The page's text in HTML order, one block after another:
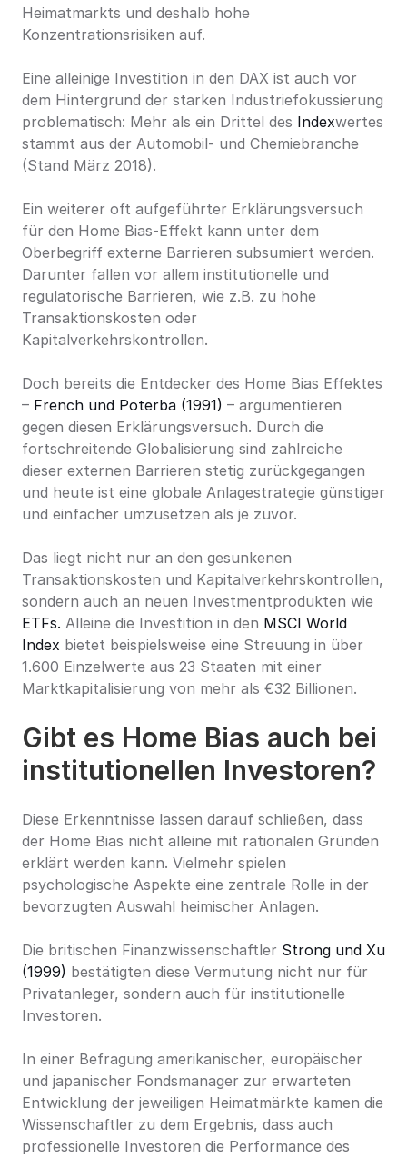
Heimatmarkts und deshalb hohe
Konzentrationsrisiken auf.
Eine alleinige Investition in den DAX ist auch vor
dem Hintergrund der starken Industriefokussierung
problematisch: Mehr als ein Drittel des Indexwertes
stammt aus der Automobil- und Chemiebranche
(Stand März 2018).
Ein weiterer oft aufgeführter Erklärungsversuch
für den Home Bias-Effekt kann unter dem
Oberbegriff externe Barrieren subsumiert werden.
Darunter fallen vor allem institutionelle und
regulatorische Barrieren, wie z.B. zu hohe
Transaktionskosten oder
Kapitalverkehrskontrollen.
Doch bereits die Entdecker des Home Bias Effektes
– French und Poterba (1991) – argumentieren
gegen diesen Erklärungsversuch. Durch die
fortschreitende Globalisierung sind zahlreiche
dieser externen Barrieren stetig zurückgegangen
und heute ist eine globale Anlagestrategie günstiger
und einfacher umzusetzen als je zuvor.
Das liegt nicht nur an den gesunkenen
Transaktionskosten und Kapitalverkehrskontrollen,
ETFs. Alleine die Investition in den MSCI World
Index bietet beispielsweise eine Streuung in über
1.600 Einzelwerte aus 23 Staaten mit einer
Marktkapitalisierung von mehr als €32 Billionen.
Gibt es Home Bias auch bei
institutionellen Investoren?
Diese Erkenntnisse lassen darauf schließen, dass
der Home Bias nicht alleine mit rationalen Gründen
erklärt werden kann. Vielmehr spielen
psychologische Aspekte eine zentrale Rolle in der
bevorzugten Auswahl heimischer Anlagen.
Die britischen Finanzwissenschaftler Strong und Xu
(1999) bestätigten diese Vermutung nicht nur für
Privatanleger, sondern auch für institutionelle
Investoren.
In einer Befragung amerikanischer, europäischer
und japanischer Fondsmanager zur erwarteten
Entwicklung der jeweiligen Heimatmärkte kamen die
Wissenschaftler zu dem Ergebnis, dass auch
professionelle Investoren die Performance des